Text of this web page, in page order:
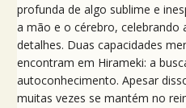
profunda de algo sublime e
a mão e o cérebro, celebrando
detalhes. Duas capacidades
encontram em Hirameki: a
autoconhecimento. Apesar
muitas vezes se mantém no